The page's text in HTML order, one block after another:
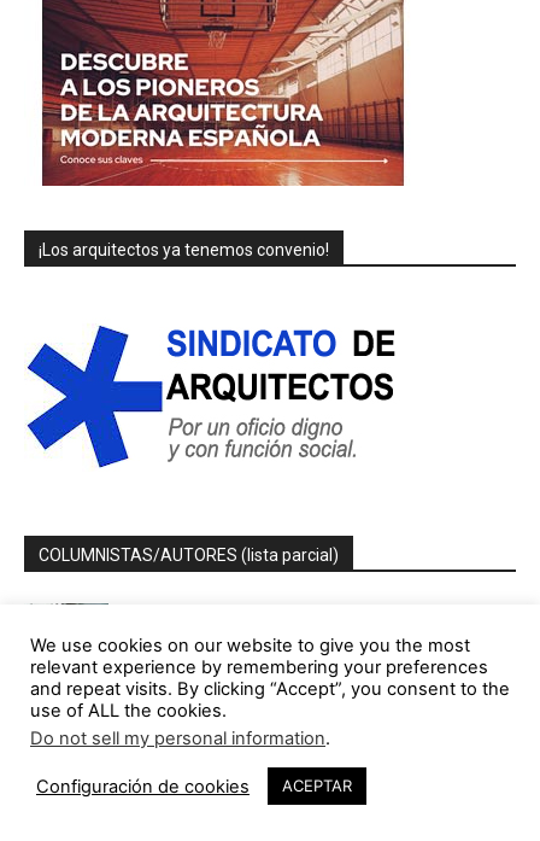
¡Los arquitectos ya tenemos convenio!
COLUMNISTAS/AUTORES (lista parcial)
121 Publicaciones 0 COMENTARIOS
http://cinearquitecturaciudad.blogspot.com.es/
Miquel Lacasta Codorniu
https://axonometrica.wordpress.com/
We use cookies on our website to give you the most
relevant experience by remembering your preferences
and repeat visits. By clicking “Accept”, you consent to the
use of ALL the cookies.
Do not sell my personal information.
Configuración de cookies ACEPTAR